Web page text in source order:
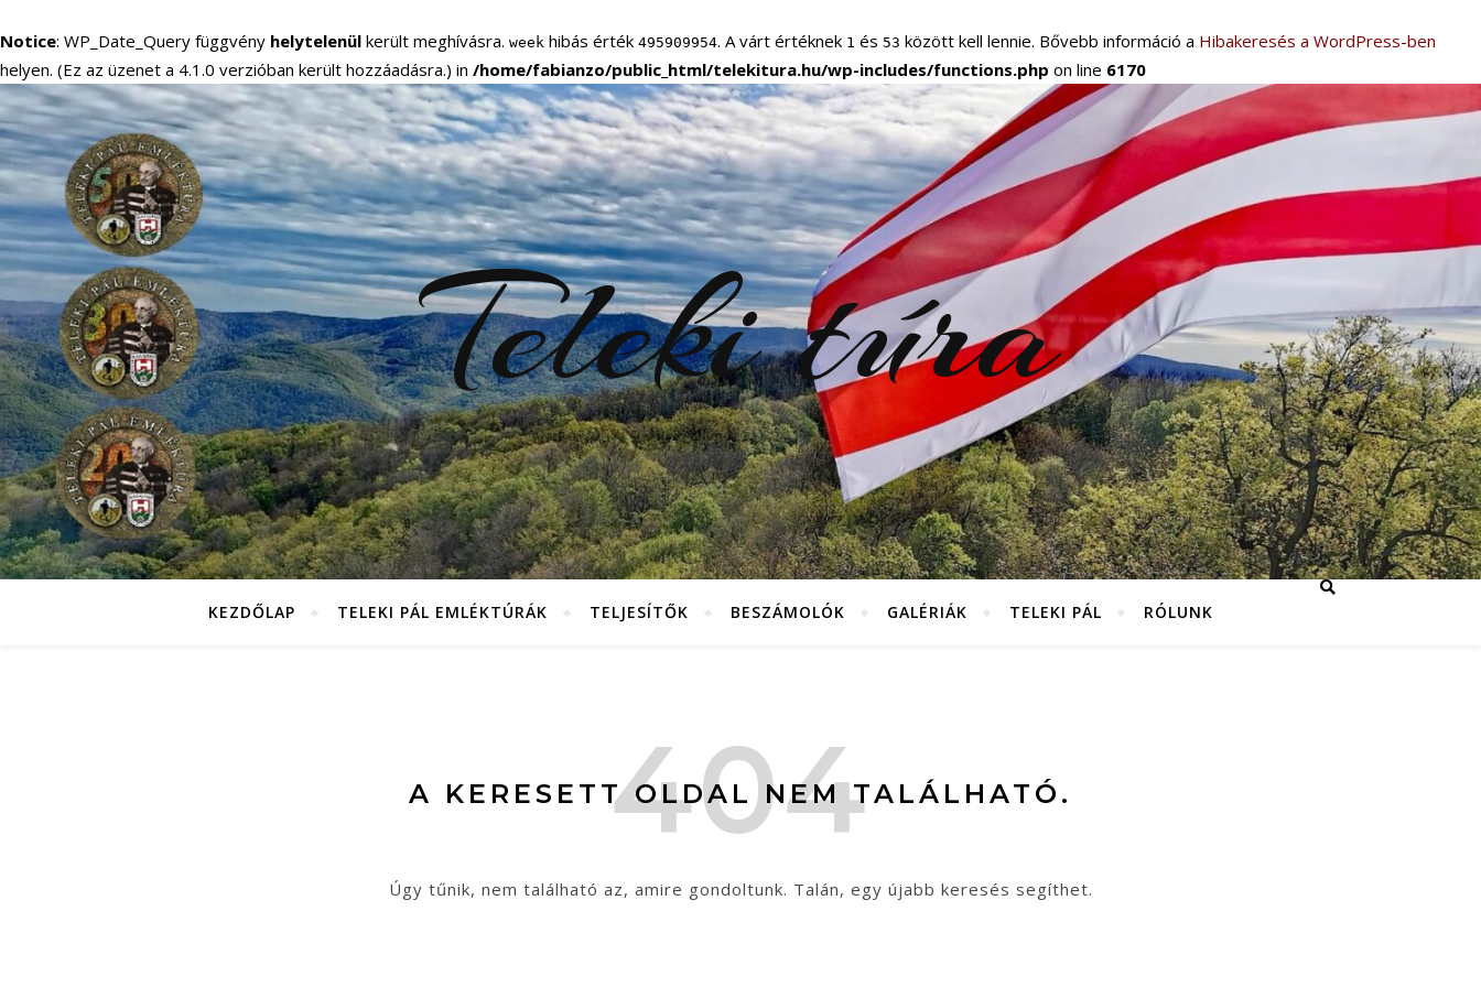
Notice: WP_Date_Query függvény helytelenül került meghívásra. week hibás érték 495909954. A várt értéknek 1 és 53 között kell lennie. Bővebb információ a Hibakeresés a WordPress-ben
helyen. (Ez az üzenet a 4.1.0 verzióban került hozzáadásra.) in /home/fabianzo/public_html/telekitura.hu/wp-includes/functions.php on line 6170
Teleki túra
KEZDŐLAP TELEKI PÁL EMLÉKTÚRÁK TELJESÍTŐK BESZÁMOLÓK GALÉRIÁK TELEKI PÁL RÓLUNK
A KERESETT OLDAL NEM TALÁLHATÓ.
Úgy tűnik, nem található az, amire gondoltunk. Talán, egy újabb keresés segíthet.